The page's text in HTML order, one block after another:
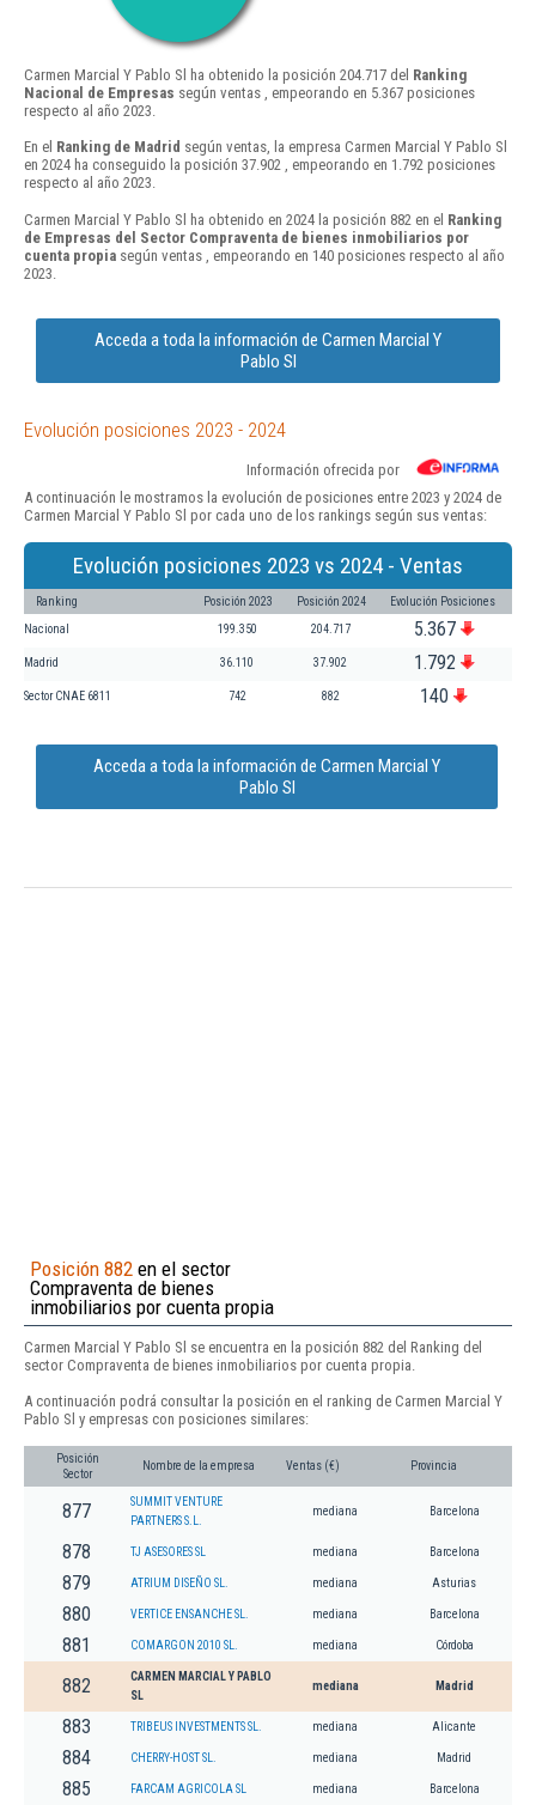
Carmen Marcial Y Pablo Sl ha obtenido la posición 204.717 del Ranking
Nacional de Empresas según ventas , empeorando en 5.367 posiciones
respecto al año 2023.
En el Ranking de Madrid según ventas, la empresa Carmen Marcial Y Pablo Sl
en 2024 ha conseguido la posición 37.902 , empeorando en 1.792 posiciones
respecto al año 2023.
Carmen Marcial Y Pablo Sl ha obtenido en 2024 la posición 882 en el Ranking
de Empresas del Sector Compraventa de bienes inmobiliarios por
cuenta propia según ventas , empeorando en 140 posiciones respecto al año
2023.
Acceda a toda la información de Carmen Marcial Y
Pablo Sl
Evolución posiciones 2023 - 2024
Información ofrecida por
A continuación le mostramos la evolución de posiciones entre 2023 y 2024 de
Carmen Marcial Y Pablo Sl por cada uno de los rankings según sus ventas:
Evolución posiciones 2023 vs 2024 - Ventas
Ranking Posición 2023 Posición 2024 Evolución Posiciones
Nacional 199.350 204.717 5.367
Madrid 36.110 37.902 1.792
Sector CNAE 6811 742 882 140
Acceda a toda la información de Carmen Marcial Y
Pablo Sl
Posición 882 en el sector
Compraventa de bienes
inmobiliarios por cuenta propia
Carmen Marcial Y Pablo Sl se encuentra en la posición 882 del Ranking del
sector Compraventa de bienes inmobiliarios por cuenta propia.
A continuación podrá consultar la posición en el ranking de Carmen Marcial Y
Pablo Sl y empresas con posiciones similares:
Posición
Sector
Nombre de la empresa Ventas (€) Provincia
877
SUMMIT VENTURE
PARTNERS S.L.
mediana Barcelona
878 TJ ASESORES SL mediana Barcelona
879 ATRIUM DISEÑO SL. mediana Asturias
880 VERTICE ENSANCHE SL. mediana Barcelona
881 COMARGON 2010 SL. mediana Córdoba
882
CARMEN MARCIAL Y PABLO
SL
mediana Madrid
883 TRIBEUS INVESTMENTS SL. mediana Alicante
884 CHERRY-HOST SL. mediana Madrid
885 FARCAM AGRICOLA SL mediana Barcelona